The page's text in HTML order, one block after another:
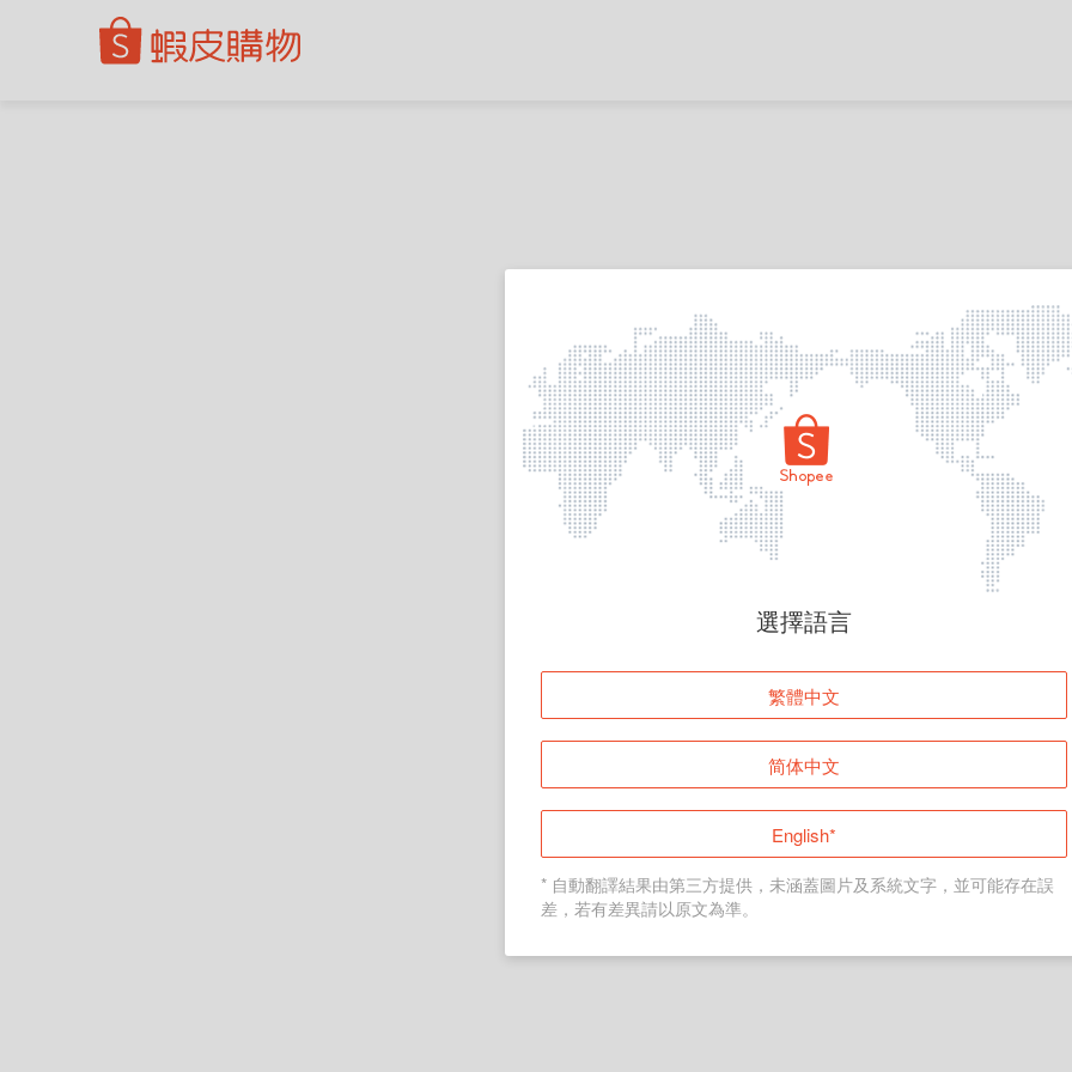
頁面無法顯示
登入
返回首頁
選擇語言
繁體中文
简体中文
English*
* 自動翻譯結果由第三方提供，未涵蓋圖片及系統文字，並可能存在誤
差，若有差異請以原文為準。